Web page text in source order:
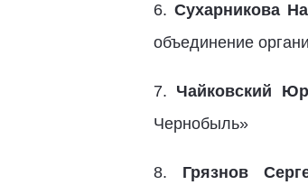
6. Сухарникова
объединение
7. Чайковский
Чернобыль»
8. Грязнов